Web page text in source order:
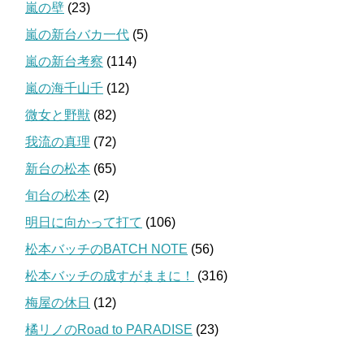
嵐の壁 (23)
嵐の新台バカ一代 (5)
嵐の新台考察 (114)
嵐の海千山千 (12)
微女と野獣 (82)
我流の真理 (72)
新台の松本 (65)
旬台の松本 (2)
明日に向かって打て (106)
松本バッチのBATCH NOTE (56)
松本バッチの成すがままに！
(316)
梅屋の休日 (12)
橘リノのRoad to PARADISE (23)